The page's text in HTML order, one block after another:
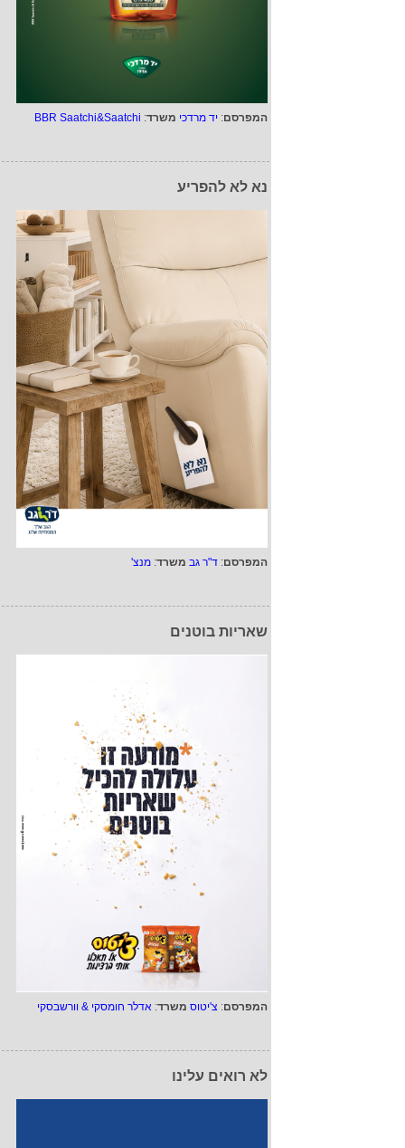
המפרסם: יד מרדכי משרד:
BBR Saatchi&Saatchi
נא לא להפריע
המפרסם: ד"ר גב משרד: מנצ'
שאריות בוטנים
המפרסם: צ'יטוס משרד: אדלר חומסקי & וורשבסקי
לא רואים עלינו